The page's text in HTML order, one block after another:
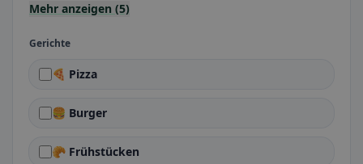
Mehr anzeigen (5)
Gerichte
🍕 Pizza
🍔 Burger
🥐 Frühstücken